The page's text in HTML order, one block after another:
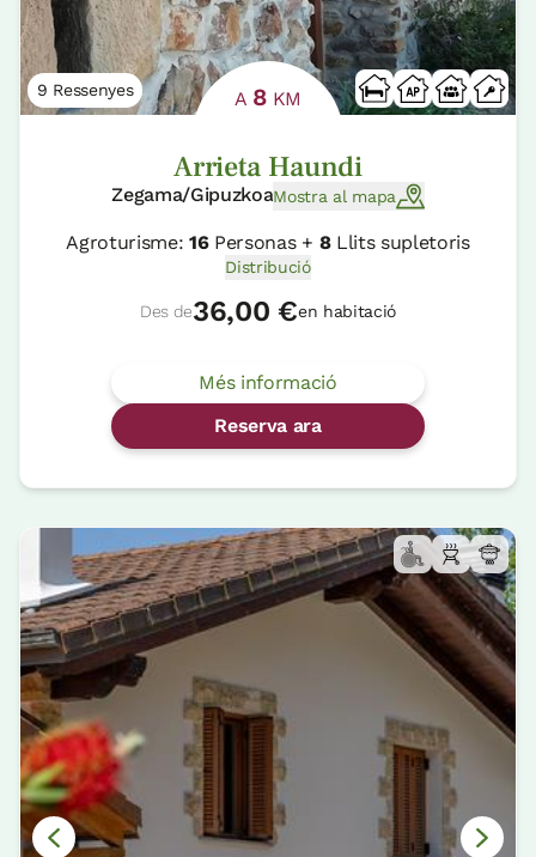
9 Ressenyes A 8 KM
Arrieta Haundi
Zegama/GipuzkoaMostra al mapa
Agroturisme:16Personas + 8Llits supletoris
Distribució
Des de36,00 €en habitació
Més informació
Reserva ara